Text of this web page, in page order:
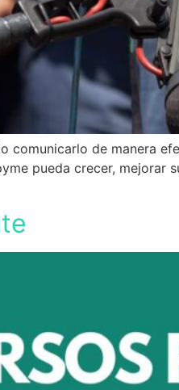
comunicarlo de manera
pueda crecer, mejorar